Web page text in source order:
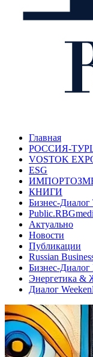
Главная
РОССИЯ-
VOSTOK
ESG
КНИГИ
Бизнес-
Актуально
Новости
Публикации
Russian
Бизнес-Диалог
Энергетика
Диалог